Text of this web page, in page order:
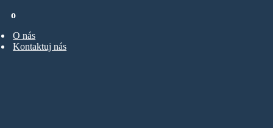
o
O nás
Kontaktuj nás